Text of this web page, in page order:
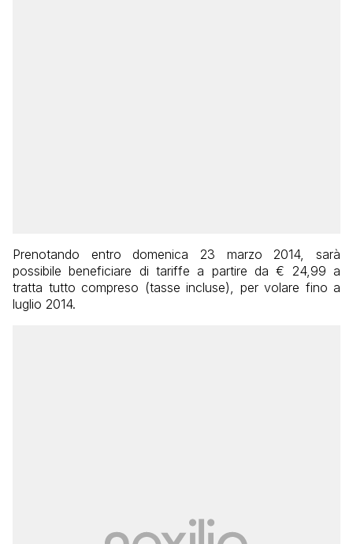
Prenotando entro domenica 23 marzo 2014, sarà
possibile beneficiare di tariffe a partire da € 24,99 a
tratta tutto compreso (tasse incluse), per volare fino a
luglio 2014.